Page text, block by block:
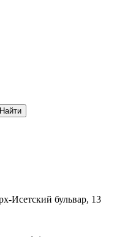
Исетский бульвар, 13